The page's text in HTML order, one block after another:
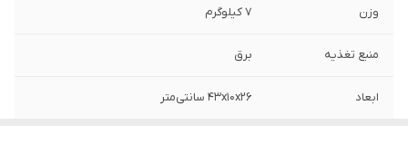
وزن ۷ کیلوگرم
منبع تغذیه برق
ابعاد ۴۳x۱۰x۲۶ سانتی‌متر